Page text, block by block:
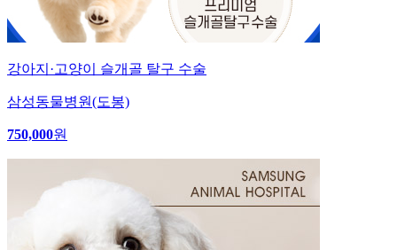
강아지·고양이 슬개골 탈구 수술
삼성동물병원(도봉)
750,000원